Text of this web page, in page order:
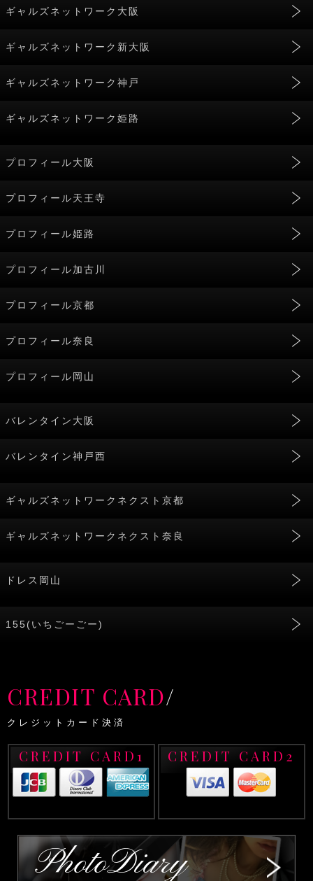
ギャルズネットワーク大阪
ギャルズネットワーク新大阪
ギャルズネットワーク神戸
ギャルズネットワーク姫路
プロフィール大阪
プロフィール天王寺
プロフィール姫路
プロフィール加古川
プロフィール京都
プロフィール奈良
プロフィール岡山
バレンタイン大阪
バレンタイン神戸西
ギャルズネットワークネクスト京都
ギャルズネットワークネクスト奈良
ドレス岡山
155(いちごーごー)
CREDIT CARD/
クレジットカード決済
CREDIT CARD1 CREDIT CARD2
PhotoDiary